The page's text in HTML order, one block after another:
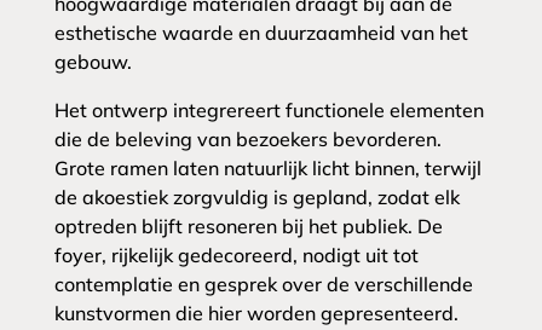
esthetische waarde en duurzaamheid van het
gebouw.
Het ontwerp integrereert functionele elementen
die de beleving van bezoekers bevorderen.
Grote ramen laten natuurlijk licht binnen, terwijl
de akoestiek zorgvuldig is gepland, zodat elk
optreden blijft resoneren bij het publiek. De
foyer, rijkelijk gedecoreerd, nodigt uit tot
contemplatie en gesprek over de verschillende
kunstvormen die hier worden gepresenteerd.